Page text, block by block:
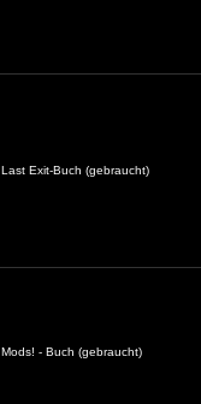
Last Exit-Buch (gebraucht)
Mods! - Buch (gebraucht)